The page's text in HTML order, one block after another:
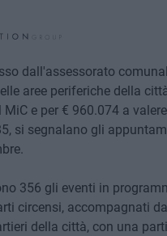
dall'assessorato
aree periferiche della
e per € 960.074 a
si segnalano gli
356 gli eventi in
circensi, accompagnati
della città, con una